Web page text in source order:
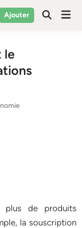
Ajouter
le
plus de produits
la souscription